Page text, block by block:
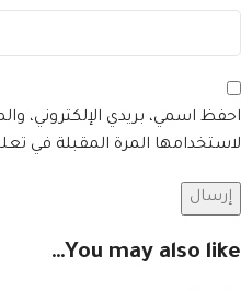
احفظ اسمي، بريدي الإلكتروني،
لاستخدامها المرة المقبلة في
You may also like…